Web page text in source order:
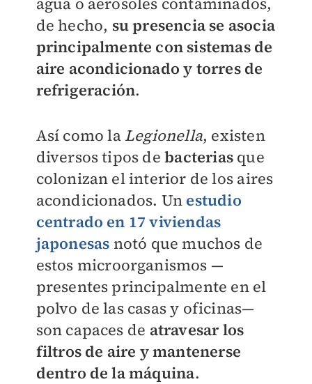
de hecho, su presencia se asocia
principalmente con sistemas de
aire acondicionado y torres de
refrigeración.
Así como la Legionella, existen
diversos tipos debacterias que
colonizan el interior de los aires
acondicionados. Un estudio
centrado en 17 viviendas
japonesas notó que muchos de
estos microorganismos —
presentes principalmente en el
polvo de las casas y oficinas—
son capaces de atravesar los
filtros de aire y mantenerse
dentro de la máquina.